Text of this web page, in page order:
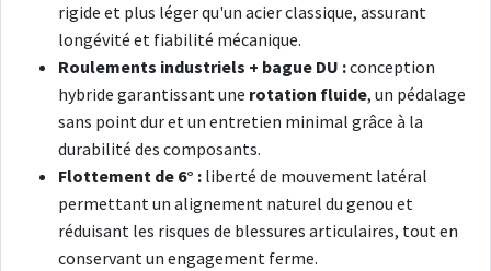
rigide et plus léger qu'un acier classique, assurant
longévité et fiabilité mécanique.
Roulements industriels + bague DU :conception
hybride garantissant une rotation fluide, un pédalage
sans point dur et un entretien minimal grâce à la
durabilité des composants.
Flottement de 6° : liberté de mouvement latéral
permettant un alignement naturel du genou et
réduisant les risques de blessures articulaires, tout en
conservant un engagement ferme.